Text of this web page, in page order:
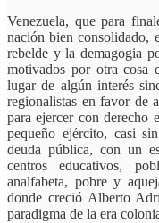
Venezuela, que para
nación bien consolidado,
rebelde y la demagogia
motivados por otra cosa
lugar de algún interés
regionalistas en favor de
para ejer­cer con derecho
pequeño ejército, casi
deuda pública, con un
centros educativos,
analfabeta, pobre y
donde creció Alberto
paradigma de la era